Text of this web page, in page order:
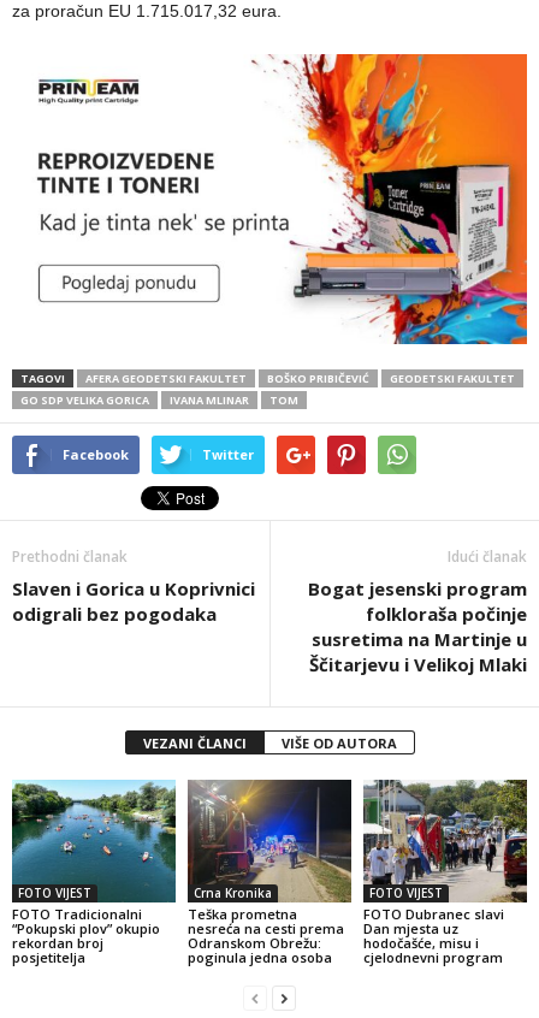
za proračun EU 1.715.017,32 eura.
TAGOVI AFERA GEODETSKI FAKULTET BOŠKO PRIBIČEVIĆ
GEODETSKI FAKULTET
GO SDP VELIKA GORICA
IVANA MLINAR TOM
Facebook Twitter
Prethodni članak
Slaven i Gorica u Koprivnici
odigrali bez pogodaka
Idući članak
Bogat jesenski program
folkloraša počinje
susretima na Martinje u
Ščitarjevu i Velikoj Mlaki
VEZANI ČLANCI VIŠE OD AUTORA
FOTO VIJEST
FOTO Tradicionalni
“Pokupski plov” okupio
rekordan broj
posjetitelja
Crna Kronika
Teška prometna
nesreća na cesti prema
Odranskom Obrežu:
poginula jedna osoba
FOTO VIJEST
FOTO Dubranec slavi
Dan mjesta uz
hodočašće, misu i
cjelodnevni program